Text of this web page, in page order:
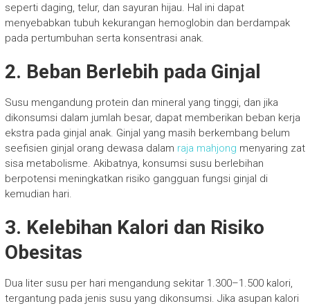
seperti daging, telur, dan sayuran hijau. Hal ini dapat
menyebabkan tubuh kekurangan hemoglobin dan berdampak
pada pertumbuhan serta konsentrasi anak.
2. Beban Berlebih pada Ginjal
Susu mengandung protein dan mineral yang tinggi, dan jika
dikonsumsi dalam jumlah besar, dapat memberikan beban kerja
ekstra pada ginjal anak. Ginjal yang masih berkembang belum
seefisien ginjal orang dewasa dalam raja mahjong menyaring zat
sisa metabolisme. Akibatnya, konsumsi susu berlebihan
berpotensi meningkatkan risiko gangguan fungsi ginjal di
kemudian hari.
3. Kelebihan Kalori dan Risiko
Obesitas
Dua liter susu per hari mengandung sekitar 1.300–1.500 kalori,
tergantung pada jenis susu yang dikonsumsi. Jika asupan kalori